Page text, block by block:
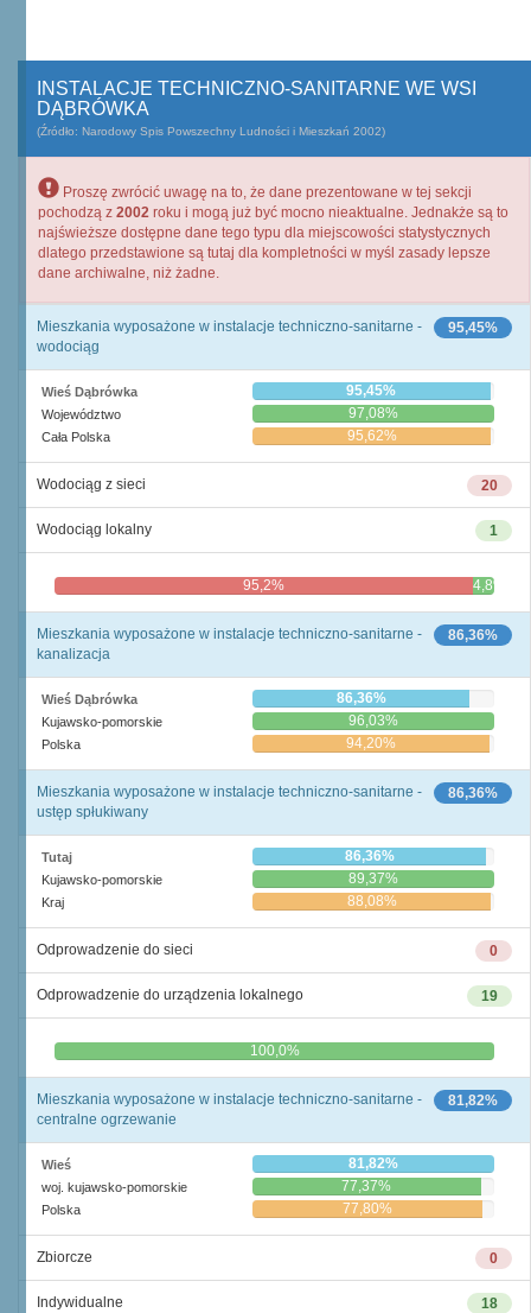
INSTALACJE TECHNICZNO-SANITARNE WE WSI
DĄBRÓWKA
(Źródło: Narodowy Spis Powszechny Ludności i Mieszkań 2002)
Proszę zwrócić uwagę na to, że dane prezentowane w tej sekcji
pochodzą z 2002 roku i mogą już być mocno nieaktualne. Jednakże są to
najświeższe dostępne dane tego typu dla miejscowości statystycznych
dlatego przedstawione są tutaj dla kompletności w myśl zasady lepsze
dane archiwalne, niż żadne.
95,45%
Mieszkania wyposażone w instalacje techniczno-sanitarne -
wodociąg
Wieś Dąbrówka 95,45%
Województwo 97,08%
Cała Polska 95,62%
20
Wodociąg z sieci
1
Wodociąg lokalny
95,2% 4,8%
86,36%
Mieszkania wyposażone w instalacje techniczno-sanitarne -
kanalizacja
Wieś Dąbrówka 86,36%
Kujawsko-pomorskie 96,03%
Polska 94,20%
86,36%
Mieszkania wyposażone w instalacje techniczno-sanitarne -
ustęp spłukiwany
Tutaj 86,36%
Kujawsko-pomorskie 89,37%
Kraj 88,08%
0
Odprowadzenie do sieci
19
Odprowadzenie do urządzenia lokalnego
0,0% 100,0%
81,82%
Mieszkania wyposażone w instalacje techniczno-sanitarne -
centralne ogrzewanie
Wieś 81,82%
woj. kujawsko-pomorskie 77,37%
Polska 77,80%
0
Zbiorcze
18
Indywidualne